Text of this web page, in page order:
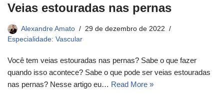
Veias estouradas nas pernas
Alexandre Amato
29 de dezembro de 2022
Especialidade: Vascular
Você tem veias estouradas nas pernas? Sabe o que fazer
quando isso acontece? Sabe o que pode ser veias estouradas
nas pernas? Nesse artigo eu… Read More »